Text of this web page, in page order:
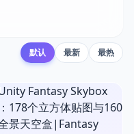
默认 最新 最热